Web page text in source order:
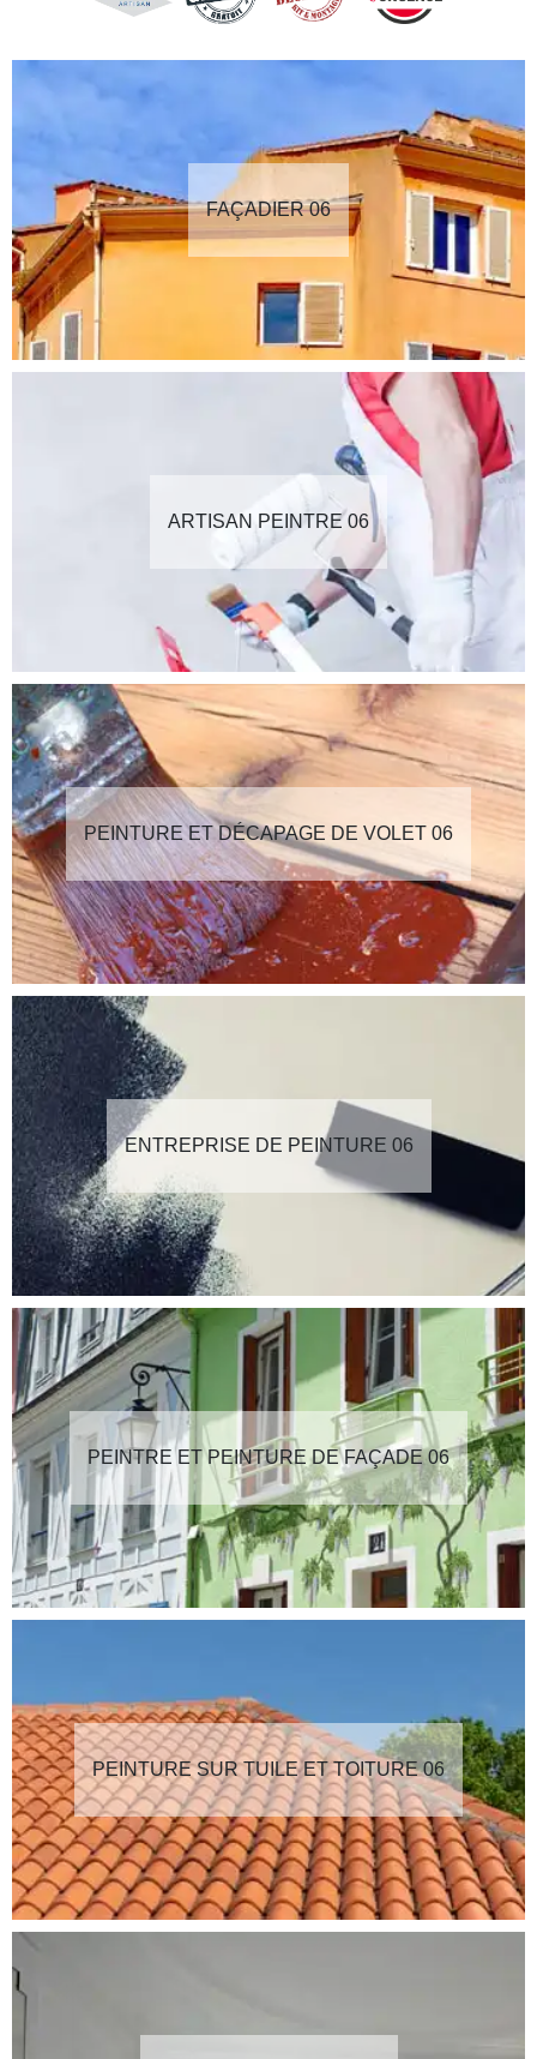
FAÇADIER 06
ARTISAN PEINTRE 06
PEINTURE ET DÉCAPAGE DE VOLET 06
ENTREPRISE DE PEINTURE 06
PEINTRE ET PEINTURE DE FAÇADE 06
PEINTURE SUR TUILE ET TOITURE 06